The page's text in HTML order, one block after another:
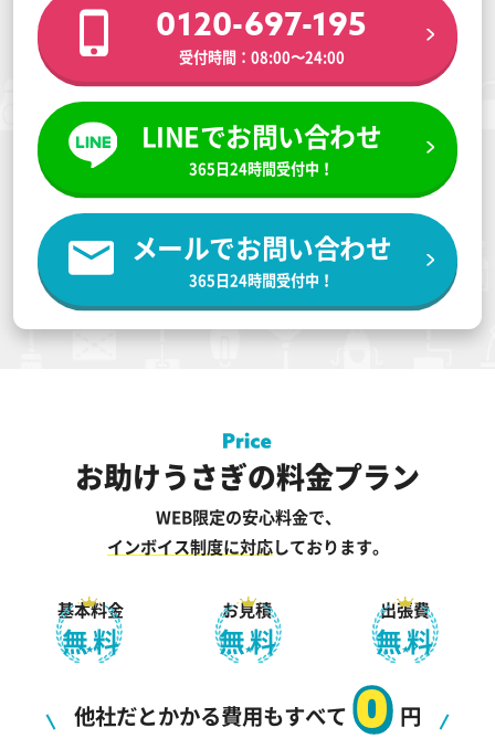
0120-697-195
受付時間：08:00〜24:00
LINEでお問い合わせ
365日24時間受付中！
メールでお問い合わせ
365日24時間受付中！
お助けうさぎの料金プラン
WEB限定の安心料金で、
インボイス制度に対応しております。
基本料金
無料
お見積
無料
出張費
無料
他社だとかかる費用もすべて
0
円